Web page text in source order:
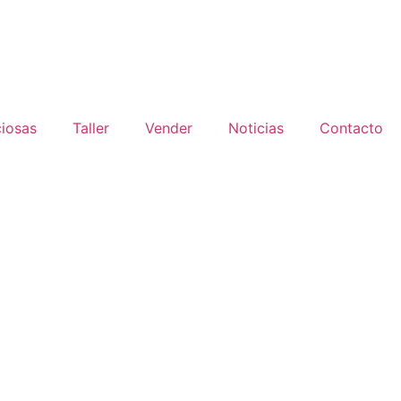
Taller Vender Noticias Contacto